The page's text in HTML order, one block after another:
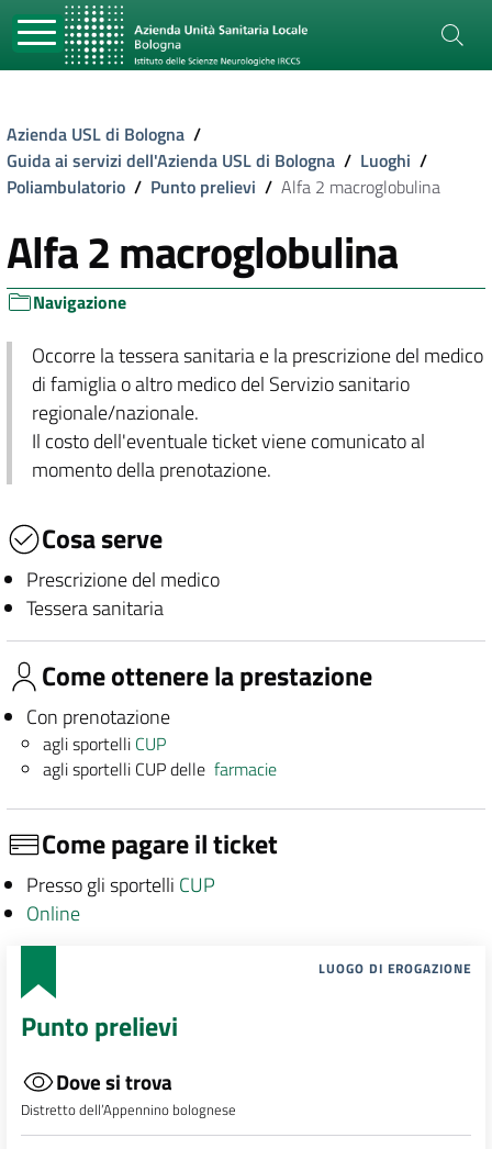
Azienda USL di Bologna /
Guida ai servizi dell'Azienda USL di Bologna / Luoghi /
Poliambulatorio / Punto prelievi / Alfa 2 macroglobulina
Alfa 2 macroglobulina
Navigazione
Occorre la tessera sanitaria e la prescrizione del medico
di famiglia o altro medico del Servizio sanitario
regionale/nazionale.
Il costo dell'eventuale ticket viene comunicato al
momento della prenotazione.
Cosa serve
Prescrizione del medico
Tessera sanitaria
Come ottenere la prestazione
Con prenotazione
agli sportelli CUP
agli sportelli CUP dellefarmacie
Come pagare il ticket
Presso gli sportelli CUP
Online
LUOGO DI EROGAZIONE
Punto prelievi
Dove si trova
Distretto dell’Appennino bolognese